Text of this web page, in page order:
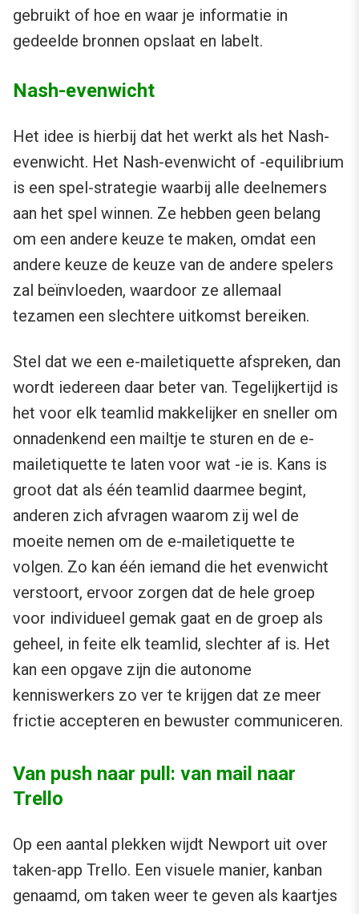
gebruikt of hoe en waar je informatie in
gedeelde bronnen opslaat en labelt.
Nash-evenwicht
Het idee is hierbij dat het werkt als het Nash-
evenwicht. Het Nash-evenwicht of -equilibrium
is een spel-strategie waarbij alle deelnemers
aan het spel winnen. Ze hebben geen belang
om een andere keuze te maken, omdat een
andere keuze de keuze van de andere spelers
zal beïnvloeden, waardoor ze allemaal
tezamen een slechtere uitkomst bereiken.
Stel dat we een e-mailetiquette afspreken, dan
wordt iedereen daar beter van. Tegelijkertijd is
het voor elk teamlid makkelijker en sneller om
onnadenkend een mailtje te sturen en de e-
mailetiquette te laten voor wat -ie is. Kans is
groot dat als één teamlid daarmee begint,
anderen zich afvragen waarom zij wel de
moeite nemen om de e-mailetiquette te
volgen. Zo kan één iemand die het evenwicht
verstoort, ervoor zorgen dat de hele groep
voor individueel gemak gaat en de groep als
geheel, in feite elk teamlid, slechter af is. Het
kan een opgave zijn die autonome
kenniswerkers zo ver te krijgen dat ze meer
frictie accepteren en bewuster communiceren.
Van push naar pull: van mail naar
Trello
Op een aantal plekken wijdt Newport uit over
taken-app Trello. Een visuele manier, kanban
genaamd, om taken weer te geven als kaartjes